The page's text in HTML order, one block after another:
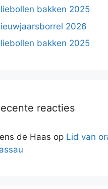
bakken 2025
2026
bakken 2025
reacties
de Haas op Lid van